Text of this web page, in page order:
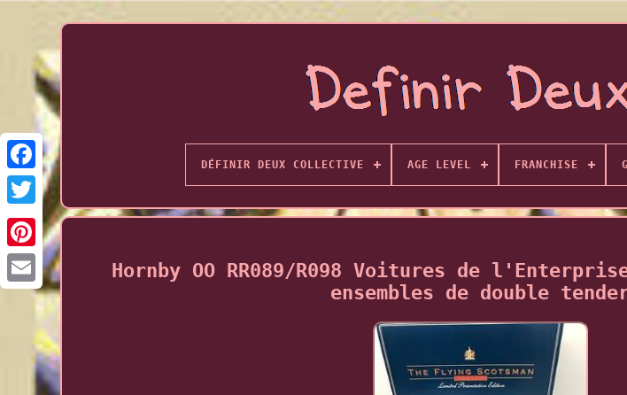
DÉFINIR DEUX COLLECTIVE AGE LEVEL FRANCHISE
Hornby OO RR089/R098 Voitures de
ensembles de double